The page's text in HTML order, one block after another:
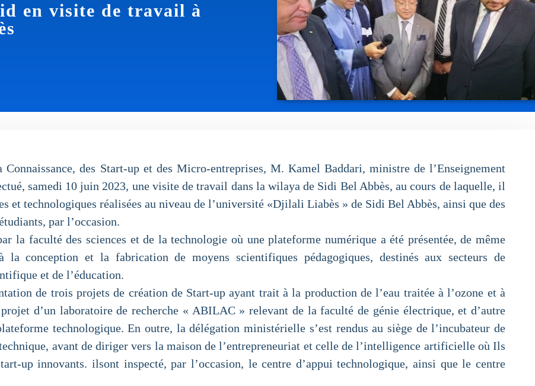
en visite de travail à
des Start-up et des Micro-entreprises, M. Kamel Baddari, ministre de l’Enseignement
samedi 10 juin 2023, une visite de travail dans la wilaya de Sidi Bel Abbès, au cours de laquelle, il
et technologiques réalisées au niveau de l’université «Djilali Liabès » de Sidi Bel Abbès, ainsi que des
par l’occasion.
la faculté des sciences et de la technologie où une plateforme numérique a été présentée, de même
la conception et la fabrication de moyens scientifiques pédagogiques, destinés aux secteurs de
et de l’éducation.
de trois projets de création de Start-up ayant trait à la production de l’eau traitée à l’ozone et à
d’un laboratoire de recherche « ABILAC » relevant de la faculté de génie électrique, et d’autre
technologique. En outre, la délégation ministérielle s’est rendus au siège de l’incubateur de
avant de diriger vers la maison de l’entrepreneuriat et celle de l’intelligence artificielle où Ils
up innovants. ilsont inspecté, par l’occasion, le centre d’appui technologique, ainsi que le centre